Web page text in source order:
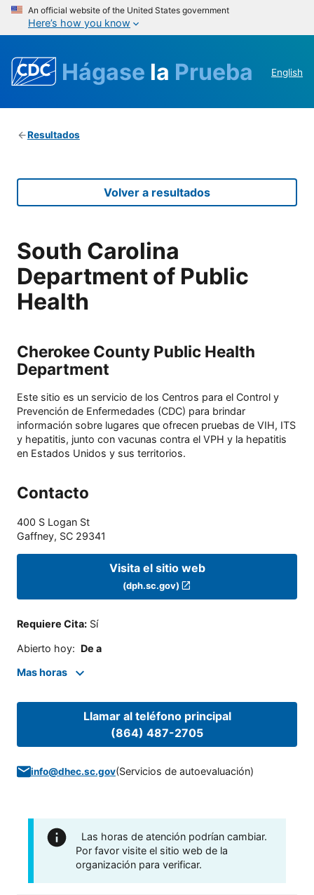
An official website of the United States government
Here’s how you know
Hágase la Prueba English
Resultados
Volver a resultados
South Carolina
Department of Public
Health
Cherokee County Public Health
Department
Este sitio es un servicio de los Centros para el Control y
Prevención de Enfermedades (CDC) para brindar
información sobre lugares que ofrecen pruebas de VIH, ITS
y hepatitis, junto con vacunas contra el VPH y la hepatitis
en Estados Unidos y sus territorios.
Contacto
400 S Logan St
Gaffney, SC 29341
Visita el sitio web
(dph.sc.gov)
Requiere Cita: Sí
Abierto hoy: De a
Mas horas
Llamar al teléfono principal
(864) 487-2705
info@dhec.sc.gov(Servicios de autoevaluación)
Las horas de atención podrían cambiar.
Por favor visite el sitio web de la
organización para verificar.